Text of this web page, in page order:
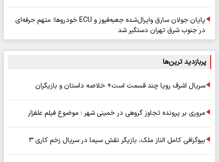
پایان جولان سارق وایرال‌شده جعبه‌فیوز و ECU خودروها؛ متهم حرفه‌ای
در جنوب شرق تهران دستگیر شد
پربازدید ترین‌ها
سریال اشرف رویا چند قسمت است+ خلاصه داستان و بازیگران
مروری بر پرونده تجاوز گروهی در خمینی شهر ؛ موضوع فیلم علفزار
بیوگرافی کامل الناز ملک، بازیگر نقش سیما در سریال زخم کاری ۳